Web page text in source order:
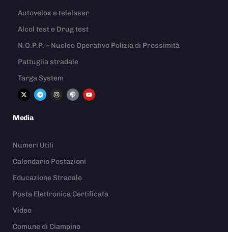
Autovelox e telelaser
Alcol test e Drug test
N.O.P.P. – Nucleo Operativo Polizia di Prossimità
Pattuglia stradale
Targa System
Media
Numeri Utili
Calendario Postazioni
Educazione Stradale
Posta Elettronica Certificata
Video
Comune di Ciampino